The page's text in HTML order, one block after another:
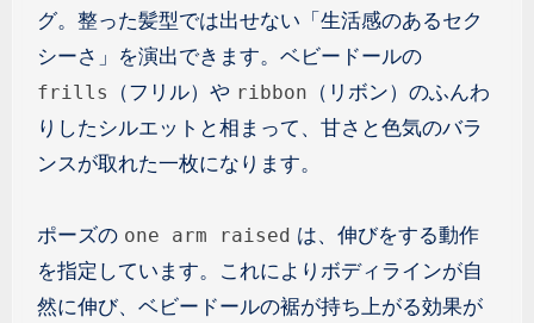
グ。整った髪型では出せない「生活感のあるセク
シーさ」を演出できます。ベビードールの
frills （フリル）や ribbon （リボン）のふんわ
りしたシルエットと相まって、甘さと色気のバラ
ンスが取れた一枚になります。
ポーズの one arm raised は、伸びをする動作
を指定しています。これによりボディラインが自
然に伸び、ベビードールの裾が持ち上がる効果が